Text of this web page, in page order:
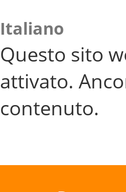
Italiano
Questo sito
attivato.
contenuto.